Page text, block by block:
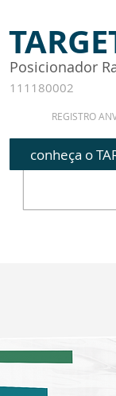
Posicionador
111180002
REGISTRO
conheça o